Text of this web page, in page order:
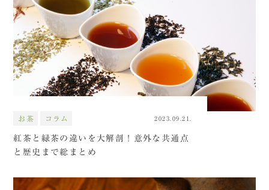
お茶 コラム 2023.09.21.
紅茶と緑茶の違いを大解剖！意外な共通点
と歴史まで総まとめ